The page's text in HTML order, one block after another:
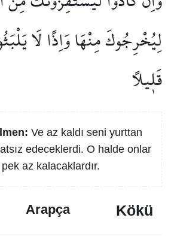
لِيُخْرِجُوكَ مِنْهَا وَاِذًا لَا
قَل۪يلًا
Ve az kaldı seni yurttan
edeceklerdi. O halde onlar
az kalacaklardır.
Arapça Kökü